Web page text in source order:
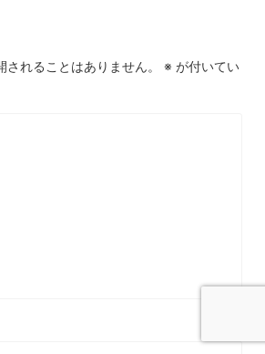
されることはありません。 ※ が付いてい